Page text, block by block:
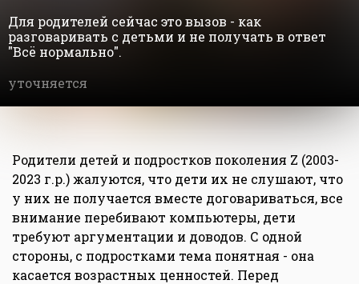
Для родителей сейчас это вызов - как
разговаривать с детьми и не получать в ответ
"Всё нормально".
уточняется
Родители детей и подростков поколения Z (2003-
2023 г.р.) жалуются, что дети их не слушают, что
у них не получается вместе договариваться, все
внимание перебивают компьютеры, дети
требуют аргументации и доводов. С одной
стороны, с подростками тема понятная - она
касается возрастных ценностей. Перед